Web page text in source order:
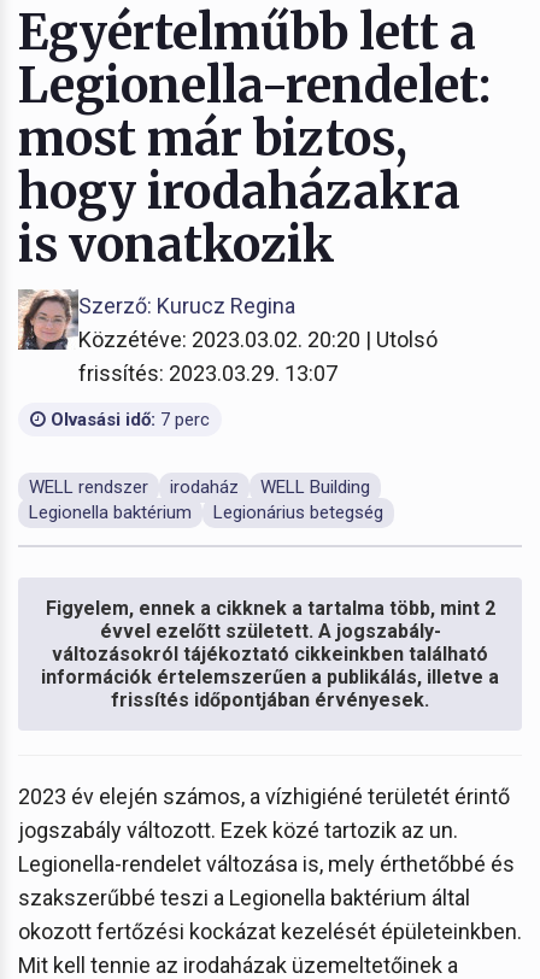
Egyértelműbb lett a
Legionella-rendelet:
most már biztos,
hogy irodaházakra
is vonatkozik
Szerző: Kurucz Regina
Közzétéve: 2023.03.02. 20:20 | Utolsó
frissítés: 2023.03.29. 13:07
Olvasási idő: 7 perc
WELL rendszer irodaház
WELL Building
Legionella baktérium
Legionárius betegség
Figyelem, ennek a cikknek a tartalma több, mint 2
évvel ezelőtt született. A jogszabály-
változásokról tájékoztató cikkeinkben található
információk értelemszerűen a publikálás, illetve a
frissítés időpontjában érvényesek.
2023 év elején számos, a vízhigiéné területét érintő
jogszabály változott. Ezek közé tartozik az un.
Legionella-rendelet változása is, mely érthetőbbé és
szakszerűbbé teszi a Legionella baktérium által
okozott fertőzési kockázat kezelését épületeinkben.
Mit kell tennie az irodaházak üzemeltetőinek a